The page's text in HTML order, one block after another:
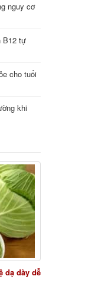
nguy cơ
B12 tự
cho tuổi
khi
dạ dày dễ